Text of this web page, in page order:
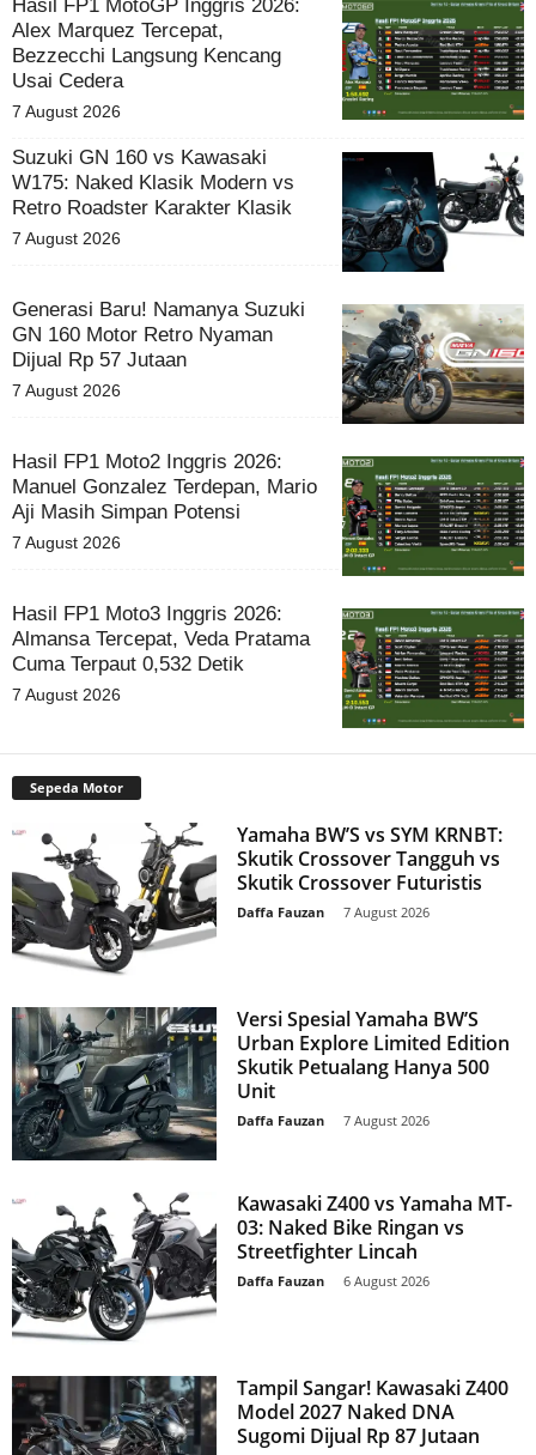
Hasil FP1 MotoGP Inggris 2026:
Alex Marquez Tercepat,
Bezzecchi Langsung Kencang
Usai Cedera
7 August 2026
Suzuki GN 160 vs Kawasaki
W175: Naked Klasik Modern vs
Retro Roadster Karakter Klasik
7 August 2026
Generasi Baru! Namanya Suzuki
GN 160 Motor Retro Nyaman
Dijual Rp 57 Jutaan
7 August 2026
Hasil FP1 Moto2 Inggris 2026:
Manuel Gonzalez Terdepan, Mario
Aji Masih Simpan Potensi
7 August 2026
Hasil FP1 Moto3 Inggris 2026:
Almansa Tercepat, Veda Pratama
Cuma Terpaut 0,532 Detik
7 August 2026
Sepeda Motor
Yamaha BW’S vs SYM KRNBT:
Skutik Crossover Tangguh vs
Skutik Crossover Futuristis
Daffa Fauzan 7 August 2026
Versi Spesial Yamaha BW’S
Urban Explore Limited Edition
Skutik Petualang Hanya 500
Unit
Daffa Fauzan 7 August 2026
Kawasaki Z400 vs Yamaha MT-
03: Naked Bike Ringan vs
Streetfighter Lincah
Daffa Fauzan 6 August 2026
Tampil Sangar! Kawasaki Z400
Model 2027 Naked DNA
Sugomi Dijual Rp 87 Jutaan